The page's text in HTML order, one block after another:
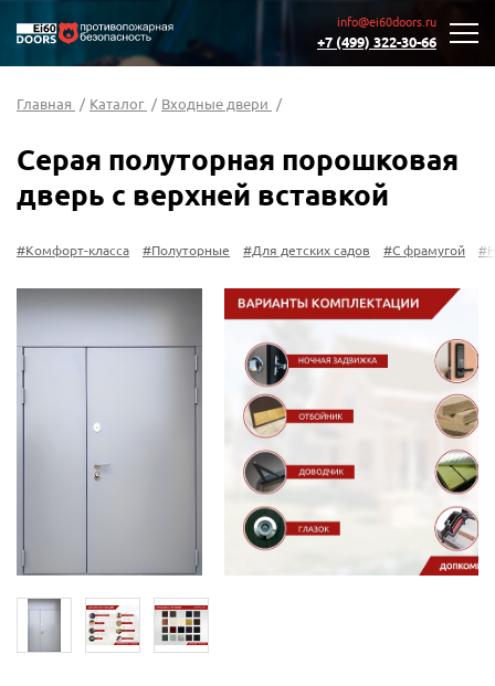
info@ei60doors.ru
+7 (499) 322-30-66
Главная / Каталог / Входные двери /
Серая полуторная порошковая
дверь с верхней вставкой
#Полуторные #Для детских садов #С фрамугой #Нестандартные